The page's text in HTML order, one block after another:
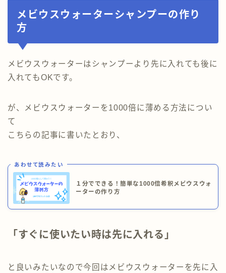
メビウスウォーターシャンプーの作り
方
メビウスウォーターはシャンプーより先に入れても後に
入れてもOKです。
が、メビウスウォーターを1000倍に薄める方法につい
て
こちらの記事に書いたとおり、
あわせて読みたい
１分でできる！簡単な1000倍希釈メビウスウォ
ーターの作り方
「すぐに使いたい時は先に入れる」
と良いみたいなので今回はメビウスウォーターを先に入